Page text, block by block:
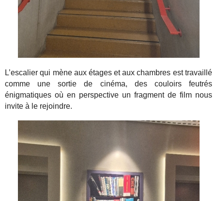
L’escalier qui mène aux étages et aux chambres est travaillé
comme une sortie de cinéma, des couloirs feutrés
énigmatiques où en perspective un fragment de film nous
invite à le rejoindre.